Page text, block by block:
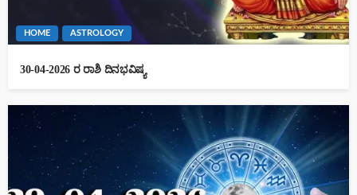
HOME ASTROLOGY
30-04-2026 ರ ರಾಶಿ ದಿನಭವಿಷ್ಯ